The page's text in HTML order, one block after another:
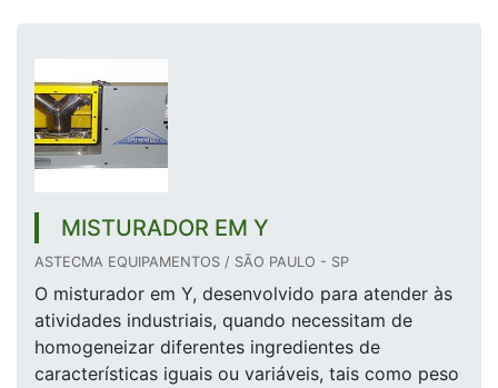
MISTURADOR EM Y
ASTECMA EQUIPAMENTOS / SÃO PAULO - SP
O misturador em Y, desenvolvido para atender às
atividades industriais, quando necessitam de
homogeneizar diferentes ingredientes de
características iguais ou variáveis, tais como peso